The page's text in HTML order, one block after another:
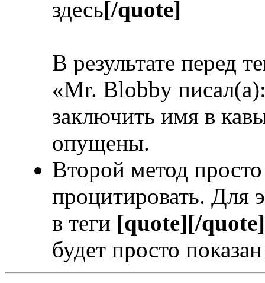
здесь[/quote]
В результате перед
«Mr. Blobby
заключить имя в
опущены.
Второй метод
процитировать. Для
в теги [quote][/quote]
будет просто